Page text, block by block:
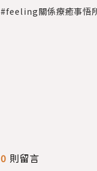
#feeling關係療癒事悟
0 則留言